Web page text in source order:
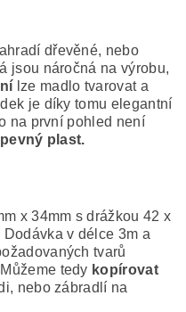
dřevěné, nebo
jsou náročná na výrobu,
lze madlo tvarovat a
je díky tomu elegantní
na první pohled není
plast.
x 34mm s drážkou 42 x
v délce 3m a
tvarů
tedy kopírovat
nebo zábradlí na